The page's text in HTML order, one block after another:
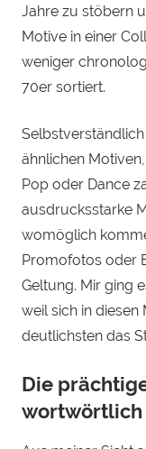
Jahre zu stöbern
Motive in einer
weniger
70er sortiert.
ähnlichen
Pop oder Dance
ausdrucksstarke
womöglich
Promofotos oder
Geltung. Mir ging
weil sich in diesen
deutlichsten das
Die
wortwörtlich